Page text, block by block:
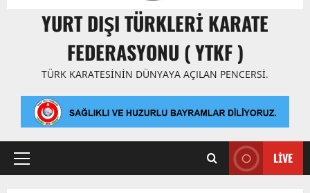
YURT DIŞI TÜRKLERI KARATE
FEDERASYONU ( YTKF )
TÜRK KARATESININ DÜNYAYA AÇILAN PENCERSI.
Primary
LIVE